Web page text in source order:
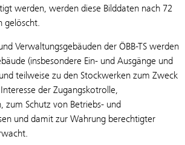
werden, werden diese Bilddaten nach 72
gelöscht.
Verwaltungsgebäuden der ÖBB-TS werden
(insbesondere Ein- und Ausgänge und
teilweise zu den Stockwerken zum Zweck
der Zugangskotrolle,
zum Schutz von Betriebs- und
und damit zur Wahrung berechtigter